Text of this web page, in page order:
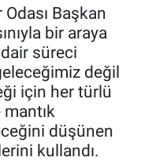
Başkan
bir araya
dair süreci
değil
için her türlü
düşünen
kullandı.